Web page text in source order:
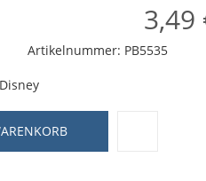
3,49
Artikelnummer: PB5535